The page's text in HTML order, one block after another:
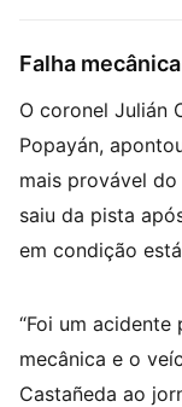
Falha
O coronel Julián
Popayán,
mais provável
saiu da pista
em condição
“Foi um
mecânica e o
Castañeda ao